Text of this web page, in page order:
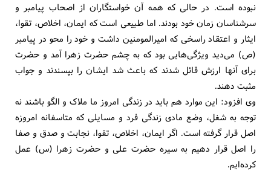
نبوده است. در حالی که همه آن خواستگاران از اصحاب پیامبر و
سرشناسان زمان خود بودند. اما طبیعی است که ایمان، اخلاص، تقوا،
ایثار و اعتقاد راسخی که امیرالمومنین داشت و خود را محو در پیامبر
(ص) می‌دید ویژگی‌هایی بود که به چشم حضرت زهرا آمد و حضرت
برای آنها ارزش قائل شدند که باعث ‌شد ایشان را بپسندند و جواب
مثبت دهند.
وی افزود: این موارد هم باید در زندگی امروز ما ملاک و الگو باشند نه
توجه به شغل، وضع مادی زندگی فرد و مسایلی که متاسفانه امروزه
اصل قرار گرفته است. اگر ایمان، اخلاص، تقوا، نجابت و صدق و صفا
را اصل قرار دهیم به سیره حضرت علی و حضرت زهرا (س) عمل
کرده‌ایم.